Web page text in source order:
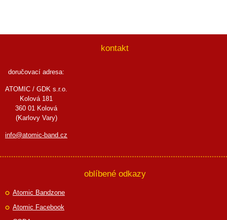
kontakt
doručovací adresa:
ATOMIC / GDK s.r.o.
Kolová 181
360 01 Kolová
(Karlovy Vary)
info@atomic-band.cz
oblíbené odkazy
Atomic Bandzone
Atomic Facebook